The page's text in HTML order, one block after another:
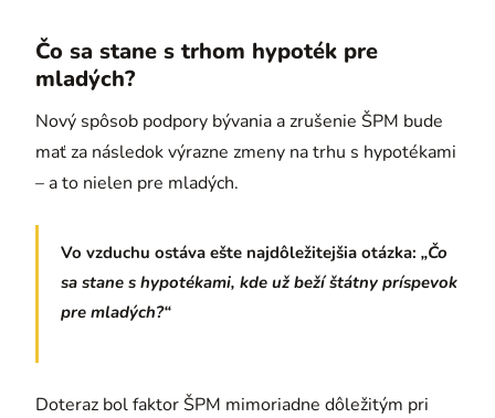
Čo sa stane s trhom hypoték pre
mladých?
Nový spôsob podpory bývania a zrušenie ŠPM bude
mať za následok výrazne zmeny na trhu s hypotékami
– a to nielen pre mladých.
Vo vzduchu ostáva ešte najdôležitejšia otázka: „Čo
sa stane s hypotékami, kde už beží štátny príspevok
pre mladých?“
Doteraz bol faktor ŠPM mimoriadne dôležitým pri